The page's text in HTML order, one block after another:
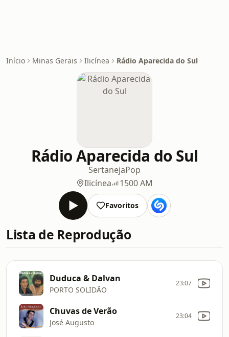
Início Minas Gerais Ilicínea Rádio Aparecida do Sul
Rádio Aparecida do Sul
SertanejaPop
Ilicínea
1500 AM
Favoritos
Lista de Reprodução
Duduca & Dalvan
PORTO SOLIDÃO
23:07
Chuvas de Verão
José Augusto
23:04